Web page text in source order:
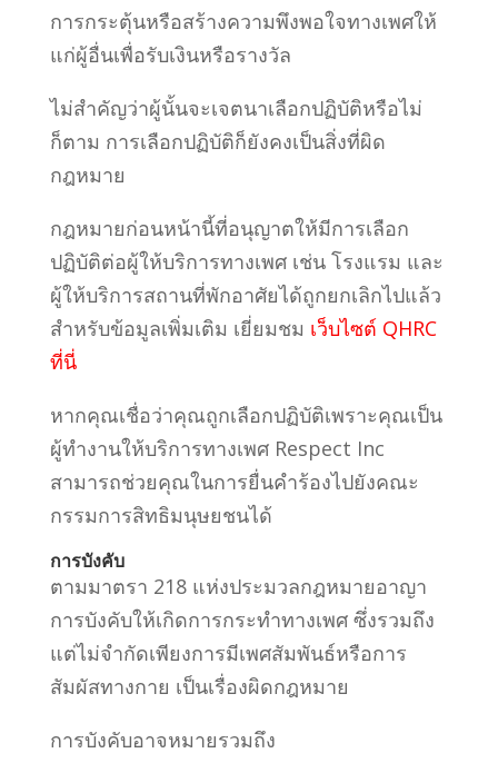
การกระตุ้นหรือสร้างความพึงพอใจทางเพศให้
แก่ผู้อื่นเพื่อรับเงินหรือรางวัล
ไม่สำคัญว่าผู้นั้นจะเจตนาเลือกปฏิบัติหรือไม่
ก็ตาม การเลือกปฏิบัติก็ยังคงเป็นสิ่งที่ผิด
กฎหมาย
กฎหมายก่อนหน้านี้ที่อนุญาตให้มีการเลือก
ปฏิบัติต่อผู้ให้บริการทางเพศ เช่น โรงแรม และ
ผู้ให้บริการสถานที่พักอาศัยได้ถูกยกเลิกไปแล้ว
สำหรับข้อมูลเพิ่มเติม เยี่ยมชม เว็บไซต์ QHRC
ที่นี่
หากคุณเชื่อว่าคุณถูกเลือกปฏิบัติเพราะคุณเป็น
ผู้ทำงานให้บริการทางเพศ Respect Inc
สามารถช่วยคุณในการยื่นคำร้องไปยังคณะ
กรรมการสิทธิมนุษยชนได้
การบังคับ
ตามมาตรา 218 แห่งประมวลกฎหมายอาญา
การบังคับให้เกิดการกระทำทางเพศ ซึ่งรวมถึง
แต่ไม่จำกัดเพียงการมีเพศสัมพันธ์หรือการ
สัมผัสทางกาย เป็นเรื่องผิดกฎหมาย
การบังคับอาจหมายรวมถึง